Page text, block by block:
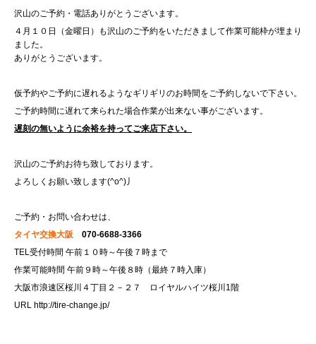
沢山のご予約・電話ありがとうございます。
４月１０日（金曜日）も沢山のご予約をいただきまして作業可能枠が埋まり
ました。
ありがとうございます。
仮予約やご予約に遅れるようなギリギリのお時間をご予約しないで下さい。
ご予約時間に遅れて来られた場合作業が出来ない事がございます。
遅刻の無いように余裕を持ってご来店下さい。
沢山のご予約お待ち致しております。
よろしくお願い致します(^o^)丿
ご予約・お問い合わせは、
タイヤ交換大阪 070-6688-3366
TEL受付時間 午前１０時～午後７時まで
作業可能時間 午前９時～午後８時（最終７時入庫）
大阪市浪速区桜川４丁目２－２７ ロイヤルハイツ桜川1階
URL http://tire-change.jp/